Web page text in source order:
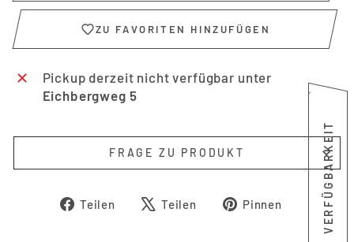
ZU FAVORITEN HINZUFÜGEN
Pickup derzeit nicht verfügbar unter
Eichbergweg 5
FRAGE ZU PRODUKT
Teilen
Auf
Teilen
Auf
Pinnen
Pinterest
pinnen